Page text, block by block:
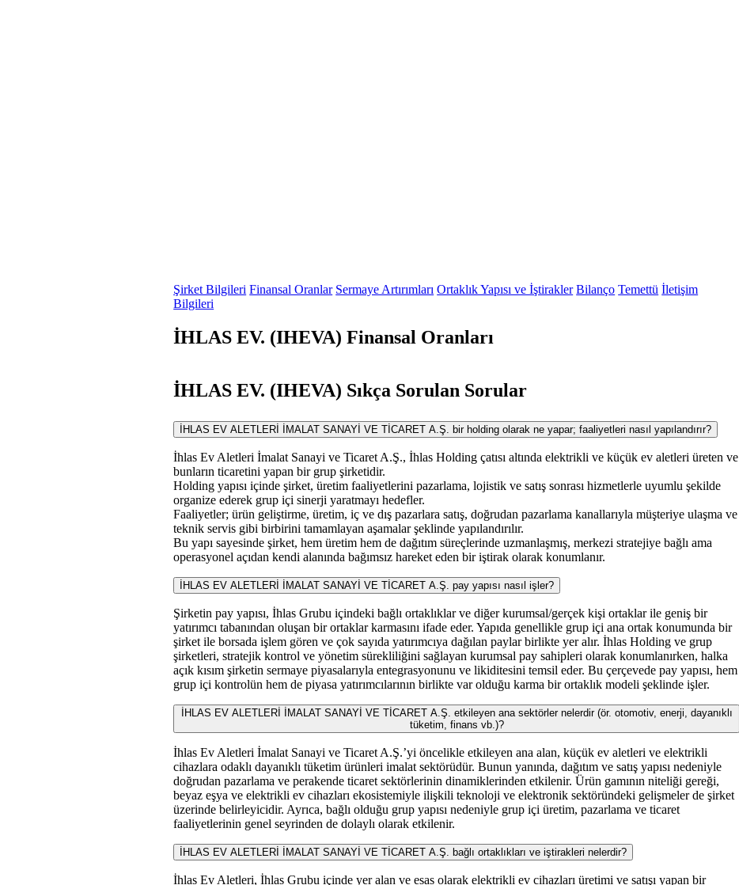
Şirket Bilgileri Finansal Oranlar Sermaye Artırımları Ortaklık Yapısı ve İştirakler Bilanço Temettü İletişim
Bilgileri
İHLAS EV. (IHEVA) Finansal Oranları
İHLAS EV. (IHEVA) Sıkça Sorulan Sorular
İHLAS EV ALETLERİ İMALAT SANAYİ VE TİCARET A.Ş. bir holding olarak ne yapar; faaliyetleri nasıl yapılandırır?
İhlas Ev Aletleri İmalat Sanayi ve Ticaret A.Ş., İhlas Holding çatısı altında elektrikli ve küçük ev aletleri üreten ve
bunların ticaretini yapan bir grup şirketidir.
Holding yapısı içinde şirket, üretim faaliyetlerini pazarlama, lojistik ve satış sonrası hizmetlerle uyumlu şekilde
organize ederek grup içi sinerji yaratmayı hedefler.
Faaliyetler; ürün geliştirme, üretim, iç ve dış pazarlara satış, doğrudan pazarlama kanallarıyla müşteriye ulaşma ve
teknik servis gibi birbirini tamamlayan aşamalar şeklinde yapılandırılır.
Bu yapı sayesinde şirket, hem üretim hem de dağıtım süreçlerinde uzmanlaşmış, merkezi stratejiye bağlı ama
operasyonel açıdan kendi alanında bağımsız hareket eden bir iştirak olarak konumlanır.
İHLAS EV ALETLERİ İMALAT SANAYİ VE TİCARET A.Ş. pay yapısı nasıl işler?
Şirketin pay yapısı, İhlas Grubu içindeki bağlı ortaklıklar ve diğer kurumsal/gerçek kişi ortaklar ile geniş bir
yatırımcı tabanından oluşan bir ortaklar karmasını ifade eder. Yapıda genellikle grup içi ana ortak konumunda bir
şirket ile borsada işlem gören ve çok sayıda yatırımcıya dağılan paylar birlikte yer alır. İhlas Holding ve grup
şirketleri, stratejik kontrol ve yönetim sürekliliğini sağlayan kurumsal pay sahipleri olarak konumlanırken, halka
açık kısım şirketin sermaye piyasalarıyla entegrasyonunu ve likiditesini temsil eder. Bu çerçevede pay yapısı, hem
grup içi kontrolün hem de piyasa yatırımcılarının birlikte var olduğu karma bir ortaklık modeli şeklinde işler.
İHLAS EV ALETLERİ İMALAT SANAYİ VE TİCARET A.Ş. etkileyen ana sektörler nelerdir (ör. otomotiv, enerji, dayanıklı
tüketim, finans vb.)?
İhlas Ev Aletleri İmalat Sanayi ve Ticaret A.Ş.’yi öncelikle etkileyen ana alan, küçük ev aletleri ve elektrikli
cihazlara odaklı dayanıklı tüketim ürünleri imalat sektörüdür. Bunun yanında, dağıtım ve satış yapısı nedeniyle
doğrudan pazarlama ve perakende ticaret sektörlerinin dinamiklerinden etkilenir. Ürün gamının niteliği gereği,
beyaz eşya ve elektrikli ev cihazları ekosistemiyle ilişkili teknoloji ve elektronik sektöründeki gelişmeler de şirket
üzerinde belirleyicidir. Ayrıca, bağlı olduğu grup yapısı nedeniyle grup içi üretim, pazarlama ve ticaret
faaliyetlerinin genel seyrinden de dolaylı olarak etkilenir.
İHLAS EV ALETLERİ İMALAT SANAYİ VE TİCARET A.Ş. bağlı ortaklıkları ve iştirakleri nelerdir?
İhlas Ev Aletleri, İhlas Grubu içinde yer alan ve esas olarak elektrikli ev cihazları üretimi ve satışı yapan bir